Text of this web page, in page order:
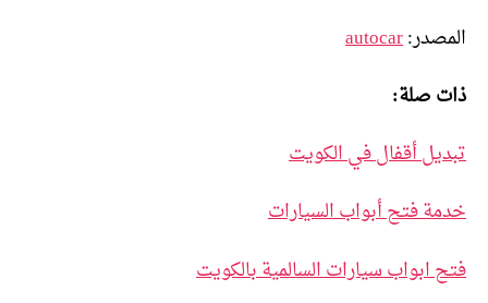
المصدر:autocar
ذات صلة:
تبديل أقفال في الكويت
خدمة فتح أبواب السيارات
فتح ابواب سيارات السالمية بالكويت